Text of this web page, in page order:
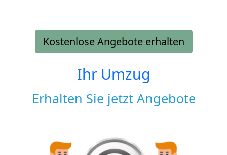
Kostenlose Angebote erhalten
Ihr Umzug
Erhalten Sie jetzt Angebote